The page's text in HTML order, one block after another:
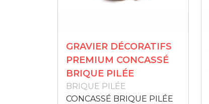
GRAVIER DÉCORATIFS
PREMIUM CONCASSÉ
BRIQUE PILÉE
BRIQUE PILÉE
CONCASSÉ BRIQUE PILÉE